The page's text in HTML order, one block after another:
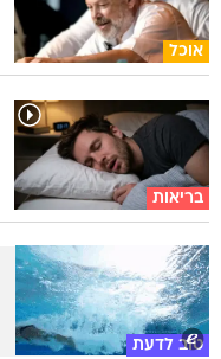
אוכל
בריאות
טוב לדעת